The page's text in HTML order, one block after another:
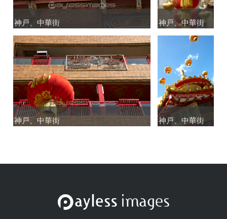
神戸、中華街
神戸、中華街 神戸、中華街
神戸、中華街
神戸、中華街
神戸、中華街 神戸、中華街
神戸、中華街